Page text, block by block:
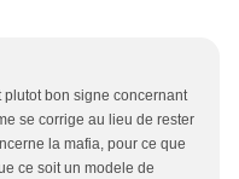
bon signe concernant
se corrige au lieu de rester
la mafia, pour ce que
ce soit un modele de